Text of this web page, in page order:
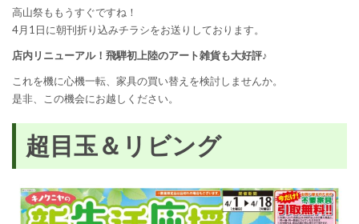
高山祭ももうすぐですね！
4月1日に朝刊折り込みチラシをお送りしております。
店内リニューアル！飛騨初上陸のアート雑貨も大好評♪
これを機に心機一転、家具の買い替えを検討しませんか。
是非、この機会にお越しください。
超目玉＆リビング